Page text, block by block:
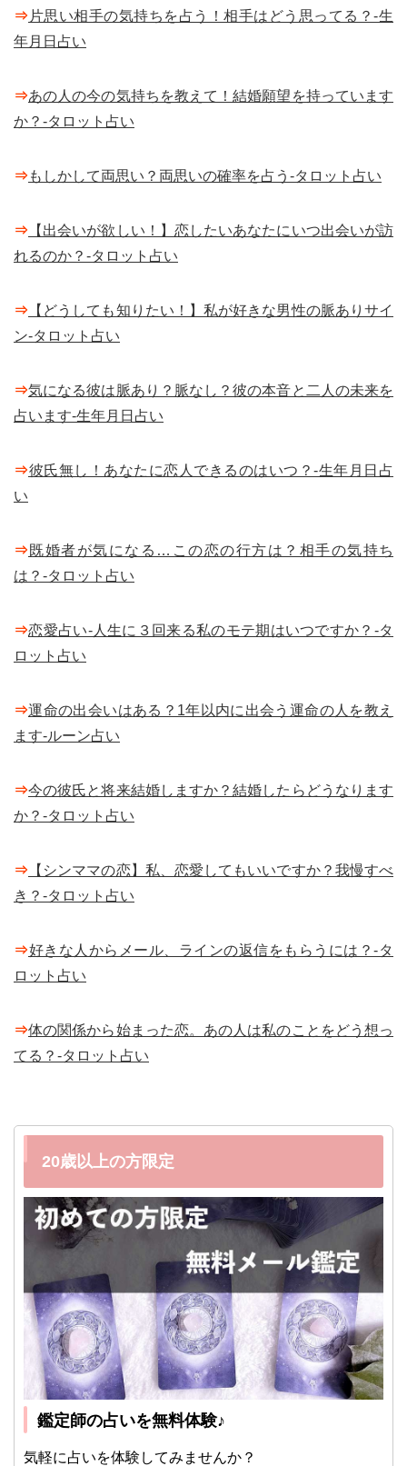
⇒ 片思い相手の気持ちを占う！相手はどう思ってる？-生
年月日占い
⇒あの人の今の気持ちを教えて！結婚願望を持っています
か？-タロット占い
⇒もしかして両思い？両思いの確率を占う-タロット占い
⇒ 【出会いが欲しい！】恋したいあなたにいつ出会いが訪
れるのか？-タロット占い
⇒ 【どうしても知りたい！】私が好きな男性の脈ありサイ
ン-タロット占い
⇒気になる彼は脈あり？脈なし？彼の本音と二人の未来を
占います-生年月日占い
⇒彼氏無し！あなたに恋人できるのはいつ？-生年月日占
い
⇒既婚者が気になる…この恋の行方は？相手の気持ち
は？-タロット占い
⇒恋愛占い-人生に３回来る私のモテ期はいつですか？-タ
ロット占い
⇒運命の出会いはある？1年以内に出会う運命の人を教え
ます-ルーン占い
⇒今の彼氏と将来結婚しますか？結婚したらどうなります
か？-タロット占い
⇒ 【シンママの恋】私、恋愛してもいいですか？我慢すべ
き？-タロット占い
⇒好きな人からメール、ラインの返信をもらうには？-タ
ロット占い
⇒体の関係から始まった恋。あの人は私のことをどう想っ
てる？-タロット占い
20歳以上の方限定
鑑定師の占いを無料体験♪
気軽に占いを体験してみませんか？